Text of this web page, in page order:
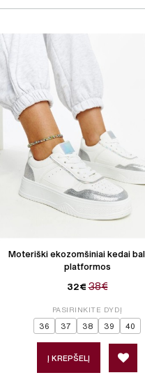
Moteriški ekozomšiniai kedai
platformos
32€ 38€
PASIRINKITE DYDĮ
36 37 38 39 40
Į KREPŠELĮ